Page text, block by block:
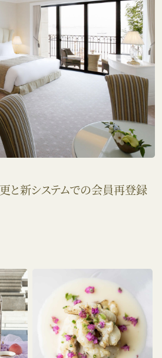
と新システムでの会員再登録